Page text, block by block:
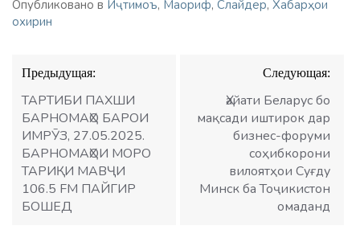
Опубликовано в Иҷтимоъ, Маориф, Слайдер, Хабарҳои
охирин
Навигация
по
записям
Предыдущая:
ТАРТИБИ ПАХШИ
БАРНОМАҲО БАРОИ
ИМРӮЗ, 27.05.2025.
БАРНОМАҲОИ МОРО
ТАРИҚИ МАВҶИ
106.5 FM ПАЙГИР
БОШЕД
Следующая:
Ҳайати Беларус бо
мақсади иштирок дар
бизнес-форуми
соҳибкорони
вилоятҳои Суғду
Минск ба Тоҷикистон
омаданд